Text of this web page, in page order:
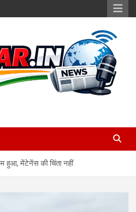
हुआ, मेंटेनेंस की चिंता नहीं